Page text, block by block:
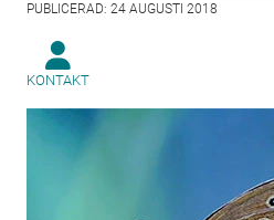
PUBLICERAD: 24 AUGUSTI 2018
KONTAKT